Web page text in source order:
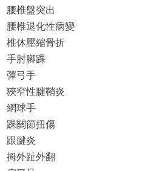
腰椎盤突出
腰椎退化性病變
椎休壓縮骨折
手肘腳踝
彈弓手
狹窄性腱鞘炎
網球手
踝關節扭傷
跟腱炎
拇外趾外翻